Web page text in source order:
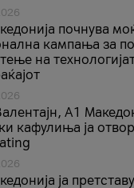
почнува
кампања за
на
A1
кафулиња ја
ја